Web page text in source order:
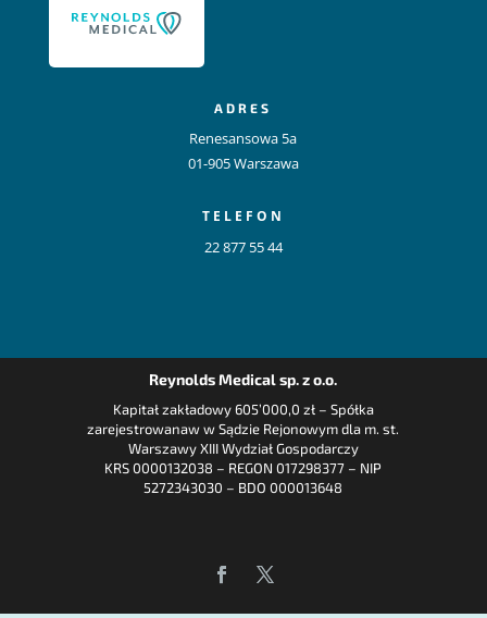
ADRES
Renesansowa 5a
01-905 Warszawa
TELEFON
22 877 55 44
Reynolds Medical sp. z o.o.
Kapitał zakładowy 605’000,0 zł – Spółka
zarejestrowanaw w Sądzie Rejonowym dla m. st.
Warszawy XIII Wydział Gospodarczy
KRS 0000132038 – REGON 017298377 – NIP
5272343030 – BDO 000013648